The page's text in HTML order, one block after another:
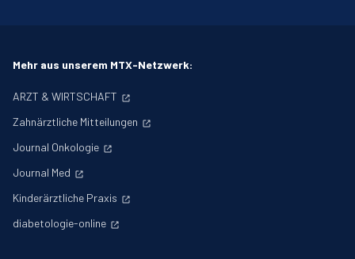
Mehr aus unserem MTX-Netzwerk:
ARZT & WIRTSCHAFT
Zahnärztliche Mitteilungen
Journal Onkologie
Journal Med
Kinderärztliche Praxis
diabetologie-online